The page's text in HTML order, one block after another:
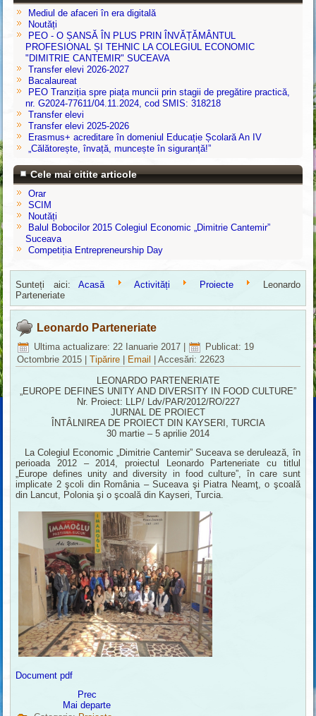
Mediul de afaceri în era digitală
Noutăți
PEO - O ȘANSĂ ÎN PLUS PRIN ÎNVĂȚĂMÂNTUL
PROFESIONAL ȘI TEHNIC LA COLEGIUL ECONOMIC
"DIMITRIE CANTEMIR" SUCEAVA
Transfer elevi 2026-2027
Bacalaureat
PEO Tranziția spre piața muncii prin stagii de pregătire practică,
nr. G2024-77611/04.11.2024, cod SMIS: 318218
Transfer elevi
Transfer elevi 2025-2026
Erasmus+ acreditare în domeniul Educație Școlară An IV
„Călătorește, învață, muncește în siguranță!”
Cele mai citite articole
Orar
SCIM
Noutăți
Balul Bobocilor 2015 Colegiul Economic „Dimitrie Cantemir”
Suceava
Competiția Entrepreneurship Day
Sunteți aici:Acasă Activități Proiecte
Leonardo
Parteneriate
Leonardo Parteneriate
Ultima actualizare: 22 Ianuarie 2017
Publicat: 19
Octombrie 2015 |Tipărire Email |Accesări: 22623
LEONARDO PARTENERIATE
„EUROPE DEFINES UNITY AND DIVERSITY IN FOOD CULTURE”
Nr. Proiect: LLP/ Ldv/PAR/2012/RO/227
JURNAL DE PROIECT
ÎNTÂLNIREA DE PROIECT DIN KAYSERI, TURCIA
30 martie – 5 aprilie 2014
La Colegiul Economic „Dimitrie Cantemir” Suceava se derulează, în
perioada 2012 – 2014, proiectul Leonardo Parteneriate cu titlul
„Europe defines unity and diversity in food culture”, în care sunt
implicate 2 şcoli din România – Suceava şi Piatra Neamţ, o şcoală
din Lancut, Polonia şi o şcoală din Kayseri, Turcia.
Document pdf
Prec
Mai departe